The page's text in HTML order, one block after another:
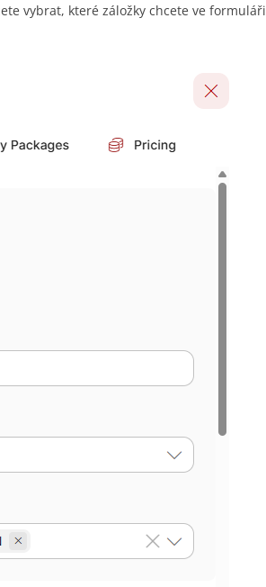
vybrat, které záložky chcete ve formuláři